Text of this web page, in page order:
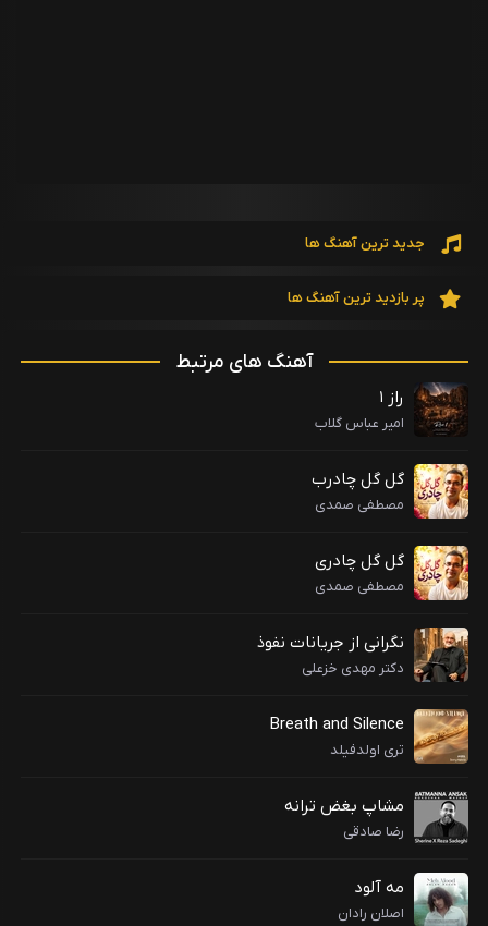
جدید ترین آهنگ ها
پر بازدید ترین آهنگ ها
آهنگ های مرتبط
راز ۱
امیر عباس گلاب
گل گل چادرب
مصطفی صمدی
گل گل چادری
مصطفی صمدی
نگرانی از جریانات نفوذ
دکتر مهدی خزعلی
Breath and Silence
تری اولدفیلد
مشاپ بغض ترانه
رضا صادقی
مه آلود
اصلان رادان